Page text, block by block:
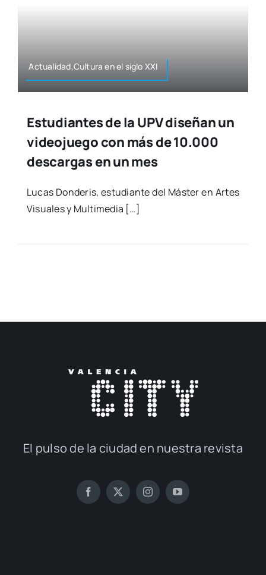
Actualidad,Cultura en el siglo XXI
Estudiantes de la UPV diseñan un
videojuego con más de 10.000
descargas en un mes
Lucas Don­de­ris, estu­dian­te del Más­ter en Artes
Visua­les y Mul­ti­me­dia […]
El pul­so de la ciu­dad en nues­tra revis­ta